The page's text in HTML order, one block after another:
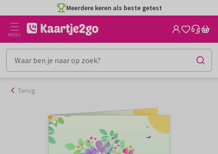
naar
inhoud
Meerdere keren als beste getest
MENU
Terug